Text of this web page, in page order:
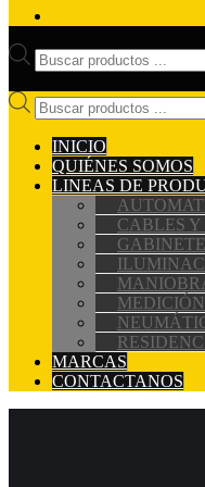
Búsqueda
de
productos
Búsqueda
de
productos
INICIO
QUIÉNES SOMOS
LINEAS DE
CABLES
MARCAS
CONTACTANOS